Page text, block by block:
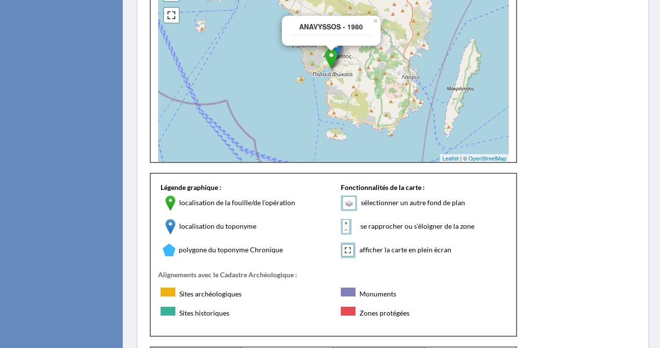
ANAVYSSOS - 1980
×
Leaflet| ©OpenStreetMap
Légende graphique :
localisation de la fouille/de l'opération
localisation du toponyme
polygone du toponyme Chronique
Fonctionnalités de la carte :
sélectionner un autre fond de plan
se rapprocher ou s'éloigner de la zone
afficher la carte en plein écran
Alignements avec le Cadastre Archéologique :
Sites archéologiques Monuments
Sites historiques Zones protégées